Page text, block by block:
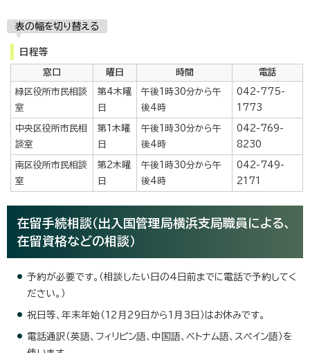
表の幅を切り替える
日程等
窓口 曜日 時間 電話
緑区役所市民相談
室
第4木曜
日
午後1時30分から午
後4時
042-775-
1773
中央区役所市民相
談室
第1木曜
日
午後1時30分から午
後4時
042-769-
8230
南区役所市民相談
室
第2木曜
日
午後1時30分から午
後4時
042-749-
2171
在留手続相談（出入国管理局横浜支局職員による、
在留資格などの相談）
予約が必要です。（相談したい日の4日前までに電話で予約してく
ださい。）
祝日等、年末年始（12月29日から1月3日）はお休みです。
電話通訳（英語、フィリピン語、中国語、ベトナム語、スペイン語）を